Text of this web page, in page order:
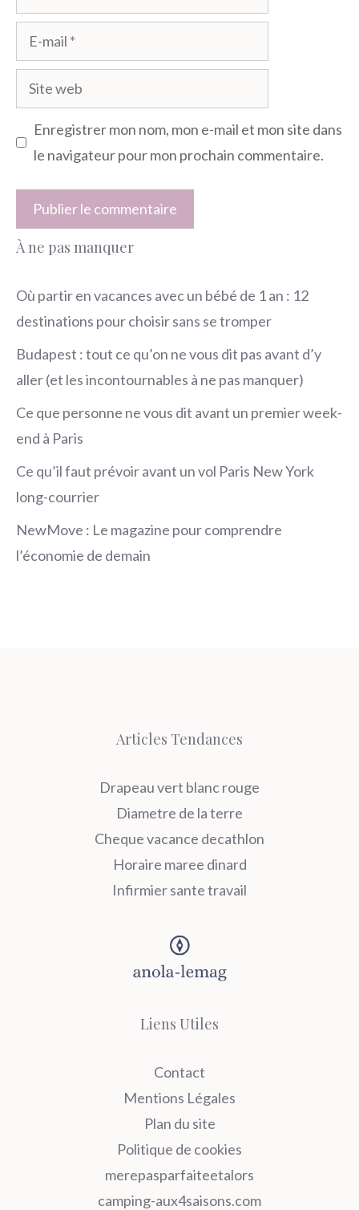
mail
Site
web
Enregistrer mon nom, mon e-mail et mon site dans
le navigateur pour mon prochain commentaire.
À ne pas manquer
Où partir en vacances avec un bébé de 1 an : 12
destinations pour choisir sans se tromper
Budapest : tout ce qu’on ne vous dit pas avant d’y
aller (et les incontournables à ne pas manquer)
Ce que personne ne vous dit avant un premier week-
end à Paris
Ce qu’il faut prévoir avant un vol Paris New York
long-courrier
NewMove : Le magazine pour comprendre
l’économie de demain
Articles Tendances
Drapeau vert blanc rouge
Diametre de la terre
Cheque vacance decathlon
Horaire maree dinard
Infirmier sante travail
Liens Utiles
Contact
Mentions Légales
Plan du site
Politique de cookies
merepasparfaiteetalors
camping-aux4saisons.com